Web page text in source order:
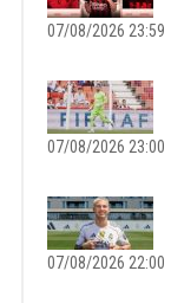
07/08/2026 23:59
07/08/2026 23:00
07/08/2026 22:00